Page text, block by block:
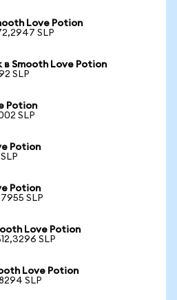
Love Potion
SLP
Smooth Love Potion
SLP
Potion
SLP
Potion
Potion
SLP
Love Potion
SLP
Love Potion
SLP